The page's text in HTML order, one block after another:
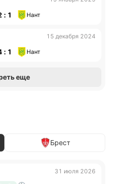
: 1 Нант
15 декабря 2024
: 1 Нант
еще
Брест
31 июля 2026